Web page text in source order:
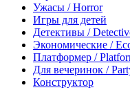
Ужасы / Horror
Игры для детей
Детективы /
Экономические /
Платформер /
Для вечеринок /
Конструктор